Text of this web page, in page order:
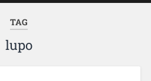
TAG
lupo